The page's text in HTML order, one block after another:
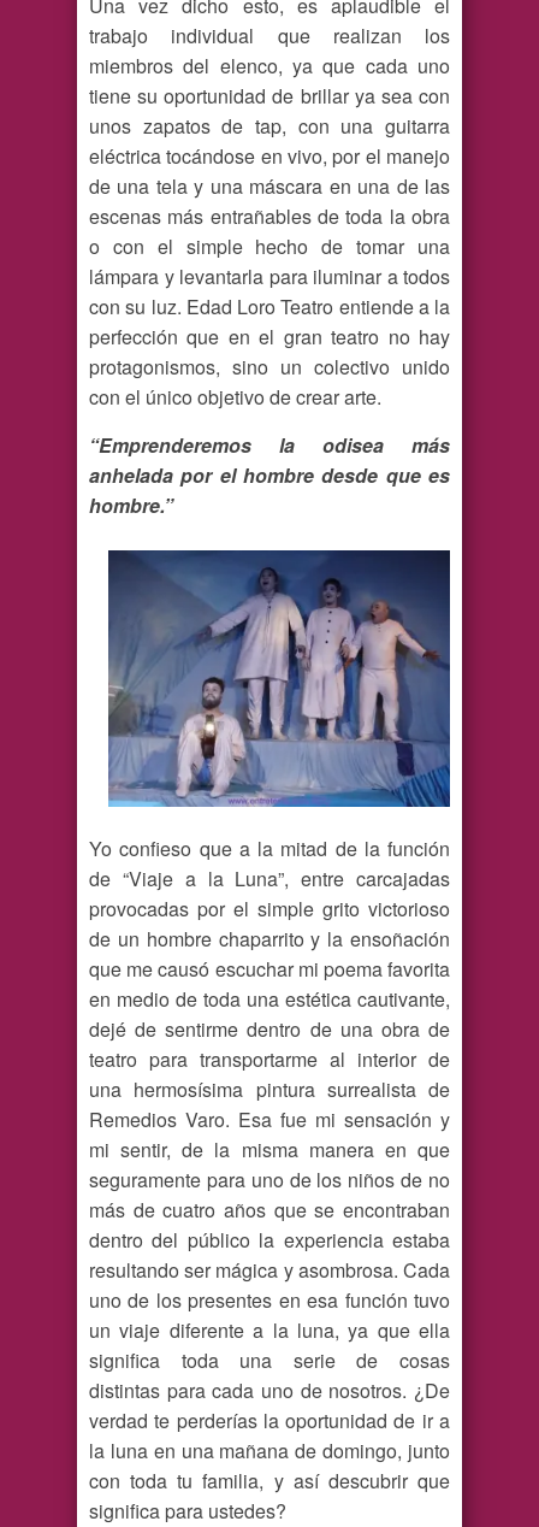
Una vez dicho esto, es aplaudible el
trabajo individual que realizan los
miembros del elenco, ya que cada uno
tiene su oportunidad de brillar ya sea con
unos zapatos de tap, con una guitarra
eléctrica tocándose en vivo, por el manejo
de una tela y una máscara en una de las
escenas más entrañables de toda la obra
o con el simple hecho de tomar una
lámpara y levantarla para iluminar a todos
con su luz. Edad Loro Teatro entiende a la
perfección que en el gran teatro no hay
protagonismos, sino un colectivo unido
con el único objetivo de crear arte.
“Emprenderemos la odisea más
anhelada por el hombre desde que es
hombre.”
Yo confieso que a la mitad de la función
de “Viaje a la Luna”, entre carcajadas
provocadas por el simple grito victorioso
de un hombre chaparrito y la ensoñación
que me causó escuchar mi poema favorita
en medio de toda una estética cautivante,
dejé de sentirme dentro de una obra de
teatro para transportarme al interior de
una hermosísima pintura surrealista de
Remedios Varo. Esa fue mi sensación y
mi sentir, de la misma manera en que
seguramente para uno de los niños de no
más de cuatro años que se encontraban
dentro del público la experiencia estaba
resultando ser mágica y asombrosa. Cada
uno de los presentes en esa función tuvo
un viaje diferente a la luna, ya que ella
significa toda una serie de cosas
distintas para cada uno de nosotros. ¿De
verdad te perderías la oportunidad de ir a
la luna en una mañana de domingo, junto
con toda tu familia, y así descubrir que
significa para ustedes?